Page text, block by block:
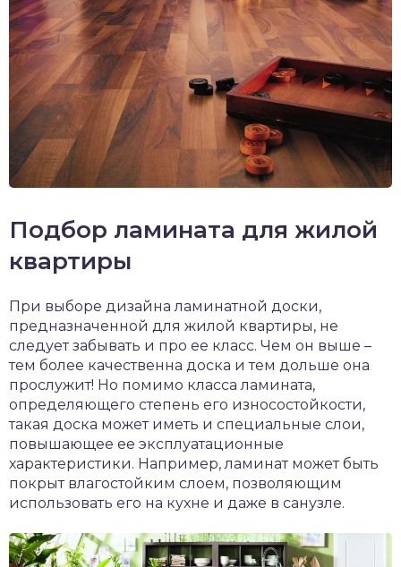
Подбор ламината для жилой
квартиры
При выборе дизайна ламинатной доски,
предназначенной для жилой квартиры, не
следует забывать и про ее класс. Чем он выше –
тем более качественна доска и тем дольше она
прослужит! Но помимо класса ламината,
определяющего степень его износостойкости,
такая доска может иметь и специальные слои,
повышающее ее эксплуатационные
характеристики. Например, ламинат может быть
покрыт влагостойким слоем, позволяющим
использовать его на кухне и даже в санузле.